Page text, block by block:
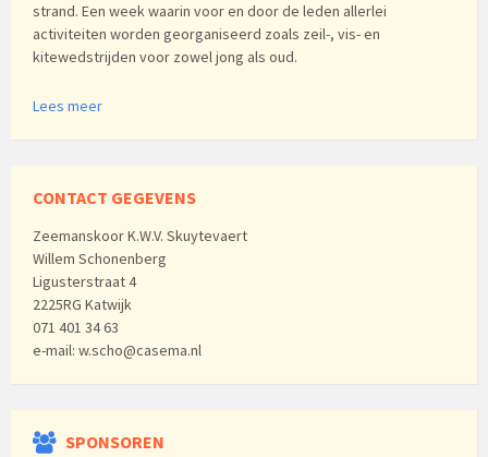
strand. Een week waarin voor en door de leden allerlei
activiteiten worden georganiseerd zoals zeil-, vis- en
kitewedstrijden voor zowel jong als oud.
Lees meer
CONTACT GEGEVENS
Zeemanskoor K.W.V. Skuytevaert
Willem Schonenberg
Ligusterstraat 4
2225RG Katwijk
071 401 34 63
e-mail: w.scho@casema.nl
SPONSOREN